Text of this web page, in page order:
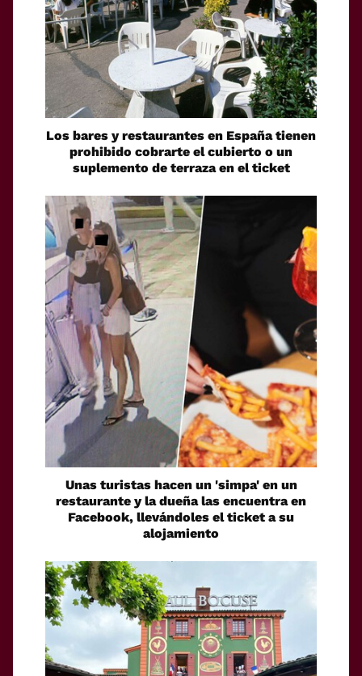
Los bares y restaurantes en España tienen
prohibido cobrarte el cubierto o un
suplemento de terraza en el ticket
Unas turistas hacen un 'simpa' en un
restaurante y la dueña las encuentra en
Facebook, llevándoles el ticket a su
alojamiento